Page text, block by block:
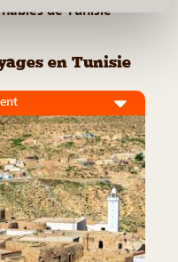
de Tunisie
en Tunisie